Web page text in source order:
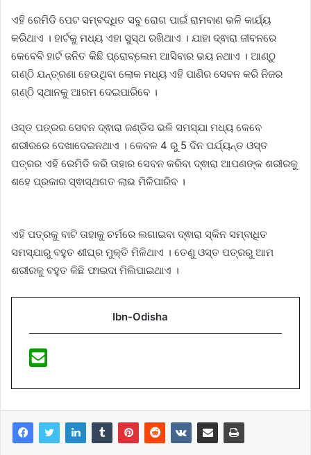
ଏହି ରେମିଡି ପେଟ ସମ୍ବଦ୍ଧିତ ସବୁ ରୋଗ ପାଇଁ ରାମବାଣ ଭଳି କାର୍ଯ୍ୟ
କରିଥାଏ । ହାର୍ଟକୁ ମଧ୍ୟ ଏହା ସୁସ୍ଥ ରଖିଥାଏ । ଯାହା ଦ୍ଵାରା ଜୀବନରେ
କେବେବି ହାର୍ଟ ଜନିତ କିଛି ପ୍ରୋବ୍ଲେମ ଆସିବାର ଭୟ ନଥାଏ । ଆଣ୍ଠୁ
ଗଣ୍ଠି ଯନ୍ତ୍ରଣା ହେଉଥିବା ଲୋକ ମଧ୍ୟ ଏହି ପାଣିର ସେବନ କରି ନିଜର
ଗଣ୍ଠି ସ୍ଥାନକୁ ଆରମ ଦେଇପାରିବେ ।
ଓସ୍ତ ପତ୍ରର ସେବନ ଦ୍ଵାରା ଜଣ୍ଡିସ ଭଳି ସମସ୍ଯା ମଧ୍ୟ କେବେ
ଶରୀରରେ ଦେଖାଦେଇନଥାଏ । କେବଳ 4 ରୁ 5 ଦିନ ପର୍ଯ୍ୟନ୍ତ ଓସ୍ତ
ପତ୍ରର ଏହି ରେମିଡି କରି ତାହାର ସେବନ କରିବା ଦ୍ଵାରା ଆପଣଙ୍କ ଶରୀରକୁ
ଶହେ ପ୍ରକାର ସ୍ଵାସ୍ଥଗତ ଲାଭ ମିଳିପାରିବ ।
ଏହି ପତ୍ରକୁ ବାଟି ତାହାକୁ ଚର୍ମରେ ଲଗାଇବା ଦ୍ଵାରା ସ୍କିନ ସମ୍ବାଧିତ
ସମସ୍ଯାରୁ ବହୁତ ଶୀଘ୍ର ମୁକ୍ତି ମିଳିଥାଏ । ତେଣୁ ଓସ୍ତ ପତ୍ରରୁ ଆମ
ଶରୀରକୁ ବହୁତ କିଛି ଫାଇଦା ମିଲିପାଇଥାଏ ।
Ibn-Odisha